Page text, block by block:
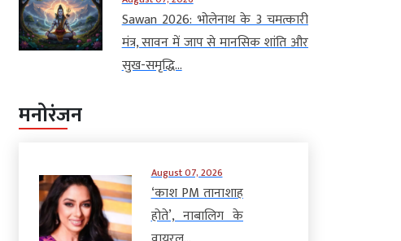
Sawan 2026: भोलेनाथ के 3 चमत्कारी
मंत्र, सावन में जाप से मानसिक शांति और
सुख-समृद्धि...
मनोरंजन
August 07, 2026
‘काश PM तानाशाह
होते’, नाबालिग के